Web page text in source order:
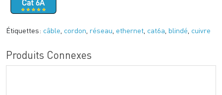
Étiquettes: câble cordon réseau ethernet cat6a blindé cuivre
Produits Connexes